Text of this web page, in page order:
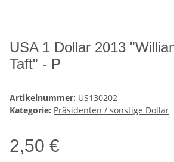
USA 1 Dollar 2013
Taft" - P
Artikelnummer: US130202
Kategorie: Präsidenten / sonstige Dollar
2,50 €